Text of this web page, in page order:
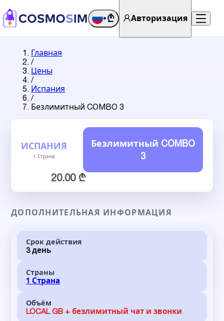
•₾ Авторизация
Главная
/
Цены
/
Испания
/
Безлимитный COMBO 3
ИСПАНИЯ
1 Страна
Безлимитный COMBO
3
20.00 ₾
ДОПОЛНИТЕЛЬНАЯ ИНФОРМАЦИЯ
Срок действия
3 день
Страны
1 Страна
Объём
LOCAL GB + безлимитный чат и звонки